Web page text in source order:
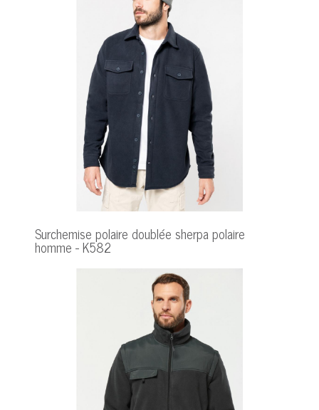
Surchemise polaire doublée sherpa polaire
homme - K582